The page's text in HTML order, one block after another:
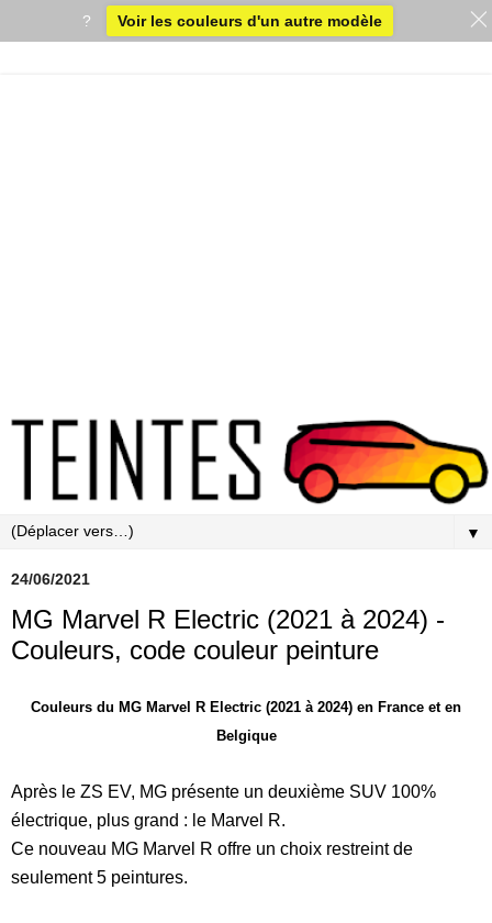
▼
24/06/2021
MG Marvel R Electric (2021 à 2024) -
Couleurs, code couleur peinture
Couleurs du MG Marvel R Electric (2021 à 2024) en France et en
Belgique
Après le ZS EV, MG présente un deuxième SUV 100%
électrique, plus grand : le Marvel R.
Ce nouveau MG Marvel R offre un choix restreint de
seulement 5 peintures.
? Voir les couleurs d'un autre modèle